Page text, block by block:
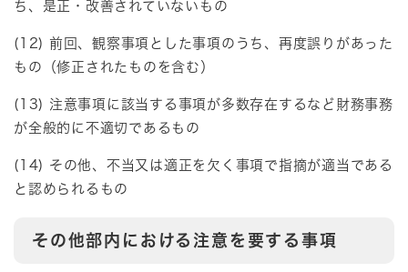
ち、是正・改善されていないもの
(12) 前回、観察事項とした事項のうち、再度誤りがあった
もの（修正されたものを含む）
(13) 注意事項に該当する事項が多数存在するなど財務事務
が全般的に不適切であるもの
(14) その他、不当又は適正を欠く事項で指摘が適当である
と認められるもの
その他部内における注意を要する事項